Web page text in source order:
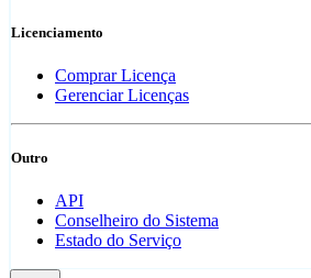
Licenciamento
Comprar Licença
Gerenciar Licenças
Outro
API
Conselheiro do Sistema
Estado do Serviço